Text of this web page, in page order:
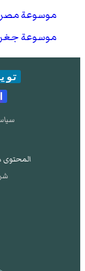
موسوعة مصر
موسوعة